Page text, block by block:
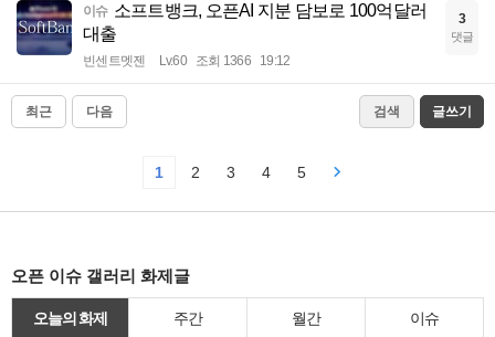
이슈 소프트뱅크, 오픈AI 지분 담보로 100억달러
대출
빈센트멧젠 Lv.60 조회 1366 19:12
3
댓글
최근 다음 검색 글쓰기
1 2 3 4 5
오픈 이슈 갤러리 화제글
오늘의 화제 주간 월간 이슈